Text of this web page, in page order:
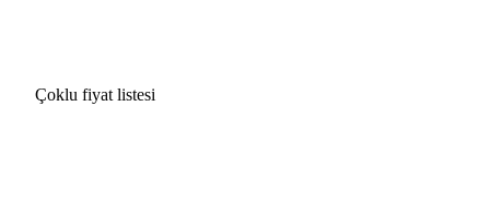
Çoklu fiyat listesi